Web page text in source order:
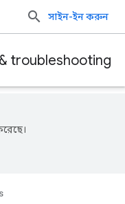
সাইন-ইন করুন
troubleshooting